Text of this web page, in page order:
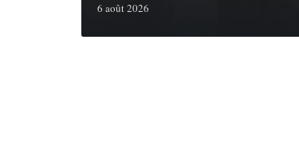
6 août 2026